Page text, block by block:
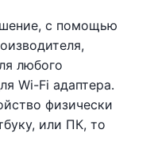
с помощью
любого
Wi-Fi адаптера.
физически
или ПК, то